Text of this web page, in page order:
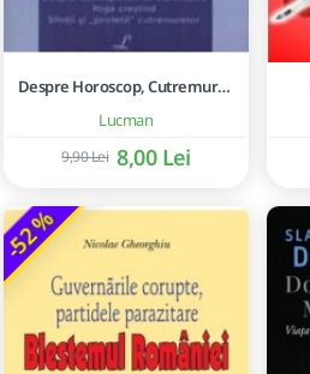
Lucman
Despre Horoscop, Cutremure Si Ghicirea Viitorului
8,00 Lei
9,90 Lei
%